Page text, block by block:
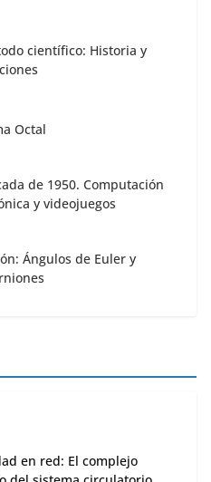
científico: Historia y
Octal
de 1950. Computación
y videojuegos
Ángulos de Euler y
en red: El complejo